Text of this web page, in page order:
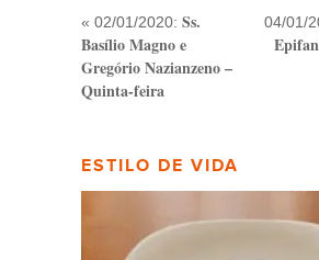
« 02/01/2020: Ss.
Basílio Magno e
Gregório Nazianzeno –
Quinta-feira
04/01/
ESTILO DE VIDA